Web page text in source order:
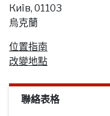
Киïв, 01103
烏克蘭
位置指南
改變地點
聯絡表格